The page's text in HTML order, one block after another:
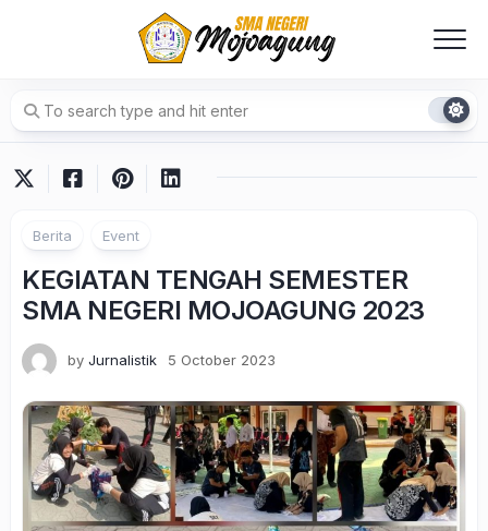
Berita Event
KEGIATAN TENGAH SEMESTER
SMA NEGERI MOJOAGUNG 2023
by Jurnalistik 5 October 2023